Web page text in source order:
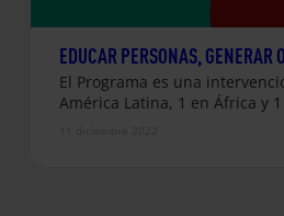
EDUCAR PERSONAS, GENERAR
El Programa es una
América Latina, 1 en África y